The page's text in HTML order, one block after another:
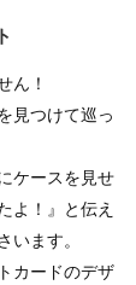
ん！
見つけて巡っ
ケースを見せ
よ！』と伝え
います。
カードのデザ